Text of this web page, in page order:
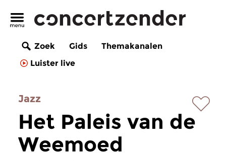
Zoek Gids
Themakanalen
Luister live
Jazz
Het Paleis van de
Weemoed